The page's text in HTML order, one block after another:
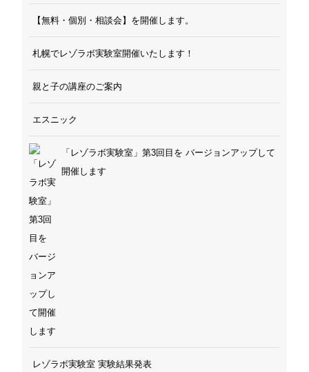
【無料・個別・相談会】を開催します。
札幌でレゾラボ実験室開催いたします！
親と子の講座のご案内
エスニック
「レゾラボ実験室」第3回目を バージョンアップして
開催します
レゾラボ実験室 実験結果発表